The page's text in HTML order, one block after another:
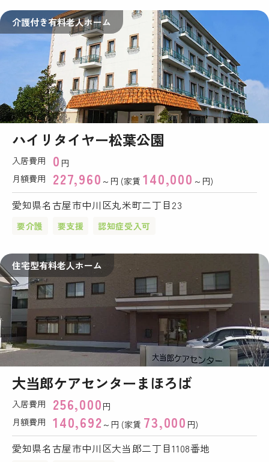
介護付き有料老人ホーム
ハイリタイヤー松葉公園
入居費用 0 円
月額費用
227,960 ～円 (家賃140,000 ～円)
愛知県名古屋市中川区丸米町二丁目23
要介護 要支援 認知症受入可
住宅型有料老人ホーム
大当郎ケアセンターまほろば
入居費用 256,000 円
月額費用
140,692 ～円 (家賃 73,000 円)
愛知県名古屋市中川区大当郎二丁目1108番地